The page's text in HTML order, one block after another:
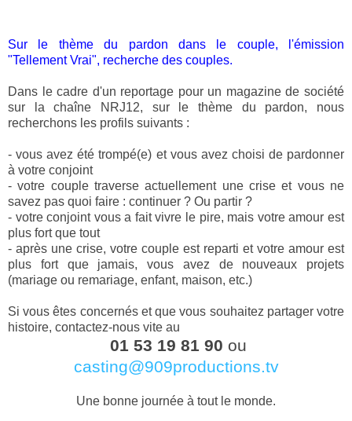
Sur le thème du pardon dans le couple, l'émission
"Tellement Vrai", recherche des couples.
Dans le cadre d'un reportage pour un magazine de société
sur la chaîne NRJ12, sur le thème du pardon, nous
recherchons les profils suivants :
- vous avez été trompé(e) et vous avez choisi de pardonner
à votre conjoint
- votre couple traverse actuellement une crise et vous ne
savez pas quoi faire : continuer ? Ou partir ?
- votre conjoint vous a fait vivre le pire, mais votre amour est
plus fort que tout
- après une crise, votre couple est reparti et votre amour est
plus fort que jamais, vous avez de nouveaux projets
(mariage ou remariage, enfant, maison, etc.)
Si vous êtes concernés et que vous souhaitez partager votre
histoire, contactez-nous vite au
01 53 19 81 90 ou
casting@909productions.tv
Une bonne journée à tout le monde.